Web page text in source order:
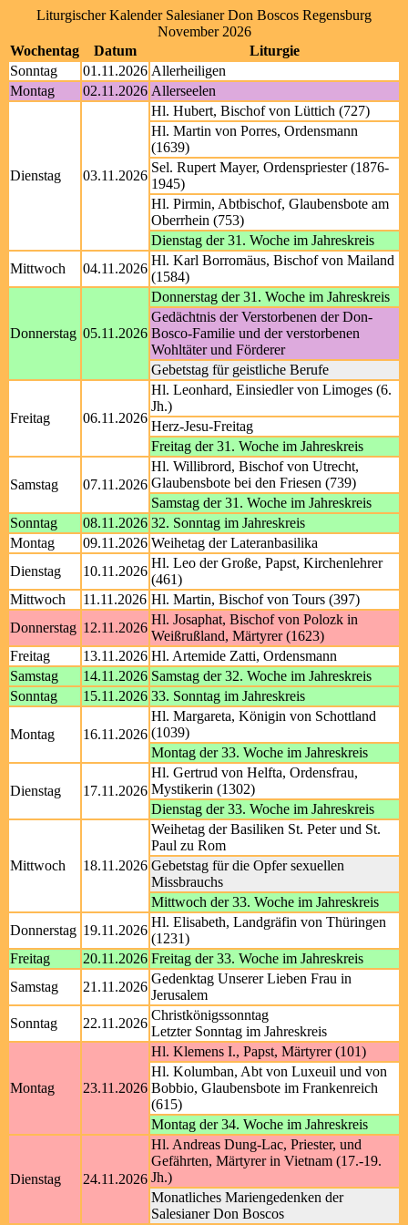
Liturgischer Kalender Salesianer Don Boscos Regensburg
November 2026
Wochentag
Datum
Liturgie
Sonntag
01.11.2026 Allerheiligen
Montag
02.11.2026 Allerseelen
Dienstag 03.11.2026
Hl. Hubert, Bischof von Lüttich (727)
Hl. Martin von Porres, Ordensmann
(1639)
Sel. Rupert Mayer, Ordenspriester (1876-
1945)
Hl. Pirmin, Abtbischof, Glaubensbote am
Oberrhein (753)
Dienstag der 31. Woche im Jahreskreis
Mittwoch
04.11.2026
Hl. Karl Borromäus, Bischof von Mailand
(1584)
Donnerstag 05.11.2026
Donnerstag der 31. Woche im Jahreskreis
Gedächtnis der Verstorbenen der Don-
Bosco-Familie und der verstorbenen
Wohltäter und Förderer
Gebetstag für geistliche Berufe
Freitag 06.11.2026
Hl. Leonhard, Einsiedler von Limoges (6.
Jh.)
Herz-Jesu-Freitag
Freitag der 31. Woche im Jahreskreis
Samstag 07.11.2026
Hl. Willibrord, Bischof von Utrecht,
Glaubensbote bei den Friesen (739)
Samstag der 31. Woche im Jahreskreis
Sonntag
08.11.2026 32. Sonntag im Jahreskreis
Montag
09.11.2026 Weihetag der Lateranbasilika
Dienstag
10.11.2026
Hl. Leo der Große, Papst, Kirchenlehrer
(461)
Mittwoch
11.11.2026 Hl. Martin, Bischof von Tours (397)
Donnerstag 12.11.2026
Hl. Josaphat, Bischof von Polozk in
Weißrußland, Märtyrer (1623)
Freitag
13.11.2026 Hl. Artemide Zatti, Ordensmann
Samstag
14.11.2026 Samstag der 32. Woche im Jahreskreis
Sonntag
15.11.2026 33. Sonntag im Jahreskreis
Montag 16.11.2026
Hl. Margareta, Königin von Schottland
(1039)
Montag der 33. Woche im Jahreskreis
Dienstag 17.11.2026
Hl. Gertrud von Helfta, Ordensfrau,
Mystikerin (1302)
Dienstag der 33. Woche im Jahreskreis
Mittwoch 18.11.2026
Weihetag der Basiliken St. Peter und St.
Paul zu Rom
Gebetstag für die Opfer sexuellen
Missbrauchs
Mittwoch der 33. Woche im Jahreskreis
Donnerstag 19.11.2026
Hl. Elisabeth, Landgräfin von Thüringen
(1231)
Freitag
20.11.2026 Freitag der 33. Woche im Jahreskreis
Samstag
21.11.2026
Gedenktag Unserer Lieben Frau in
Jerusalem
Sonntag
22.11.2026
Christkönigssonntag
Letzter Sonntag im Jahreskreis
Montag 23.11.2026
Hl. Klemens I., Papst, Märtyrer (101)
Hl. Kolumban, Abt von Luxeuil und von
Bobbio, Glaubensbote im Frankenreich
(615)
Montag der 34. Woche im Jahreskreis
Dienstag 24.11.2026
Hl. Andreas Dung-Lac, Priester, und
Gefährten, Märtyrer in Vietnam (17.-19.
Jh.)
Monatliches Mariengedenken der
Salesianer Don Boscos